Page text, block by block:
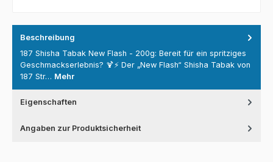
Beschreibung
187 Shisha Tabak New Flash - 200g: Bereit für ein spritziges
Geschmackserlebnis? 🍹⚡ Der „New Flash“ Shisha Tabak von
187 Str… Mehr
Eigenschaften
Angaben zur Produktsicherheit